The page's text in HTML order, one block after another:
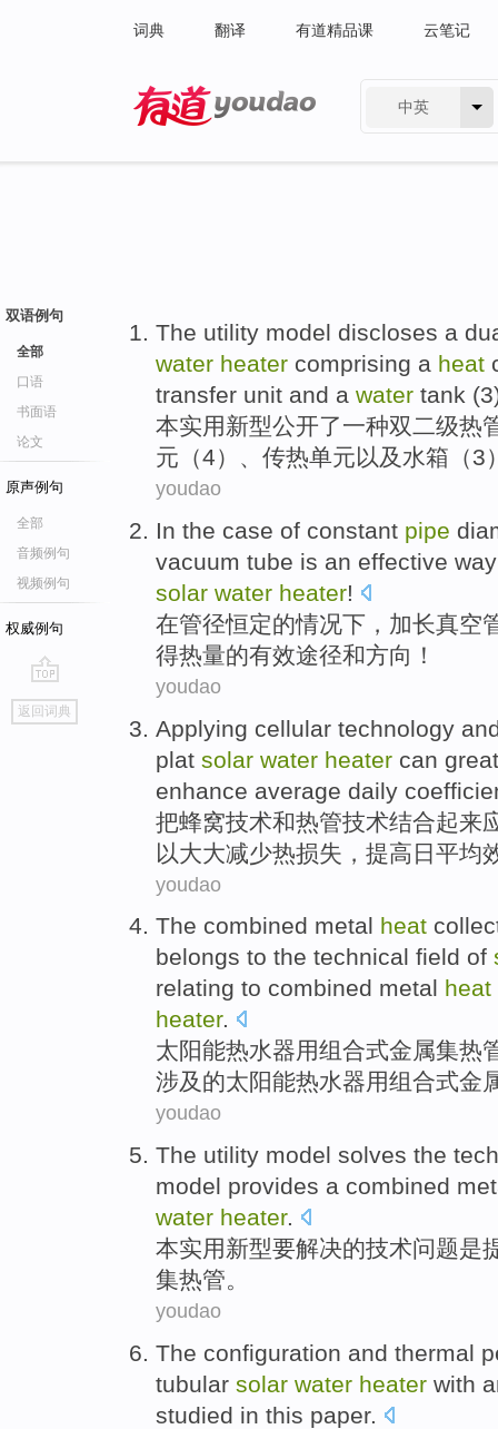
词典 翻译 有道精品课 云笔记
中英
双语例句
全部
口语
书面语
论文
原声例句
全部
音频例句
视频例句
权威例句
go
top
返回词典
The utility model discloses a
water heater comprising a heat
transfer unit and a water tank (3
本实用新型公开了一种双二级热
元 （4）、 传热单元以及 水箱（3
youdao
In the case of constant pipe
vacuum tube is an effective way
solar water heater!
在管径恒定的情况下 ， 加长真空
得热量的有效途径和方向！
youdao
Applying cellular technology
plat solar water heater can
enhance average daily
把蜂窝技术和热管技术结合起来
以大大减少热损失 ， 提高 日 平均
youdao
The combined metal heat
belongs to the technical field of
relating to combined metal heat
heater.
太阳能热水器用组合式金属集热
涉及 的太阳能热水器用组合式金
youdao
The utility model solves the
model provides a combined
water heater.
本实用新型要解决的技术问题是
集热管。
youdao
The configuration and thermal
tubular solar water heater with
studied in this paper.